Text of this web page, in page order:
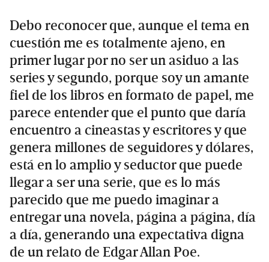
Debo reconocer que, aunque el tema en
cuestión me es totalmente ajeno, en
primer lugar por no ser un asiduo a las
series y segundo, porque soy un amante
fiel de los libros en formato de papel, me
parece entender que el punto que daría
encuentro a cineastas y escritores y que
genera millones de seguidores y dólares,
está en lo amplio y seductor que puede
llegar a ser una serie, que es lo más
parecido que me puedo imaginar a
entregar una novela, página a página, día
a día, generando una expectativa digna
de un relato de Edgar Allan Poe.